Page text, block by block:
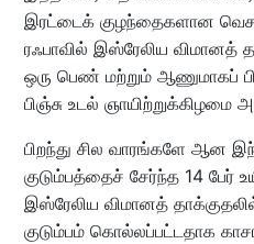
இரட்டைக் குழந்தைகளான
ரஃபாவில் இஸ்ரேலிய விமானத்
ஒரு பெண் மற்றும் ஆணுமாகப்
பிஞ்சு உடல் ஞாயிற்றுக்கிழமை
பிறந்து சில வாரங்களே ஆன
குடும்பத்தைச் சேர்ந்த 14 பேர்
இஸ்ரேலிய விமானத்
குடும்பம் கொல்லப்பட்டதாக